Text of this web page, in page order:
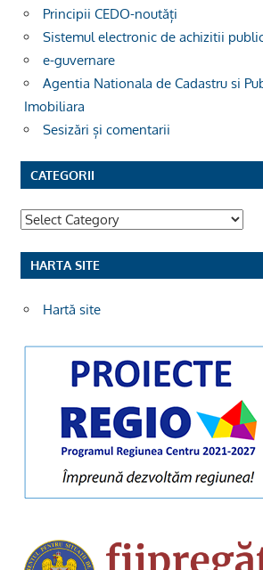
Principii CEDO-noutăți
Sistemul electronic de achizitii
e-guvernare
Agentia Nationala de Cadastru si
Imobiliara
Sesizări și comentarii
CATEGORII
Categorii
HARTA SITE
Hartă site